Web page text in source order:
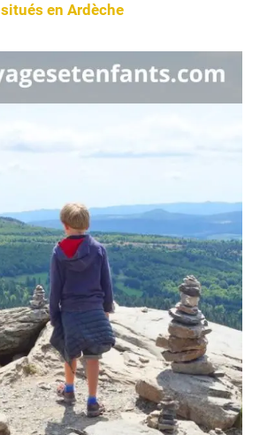
en Ardèche